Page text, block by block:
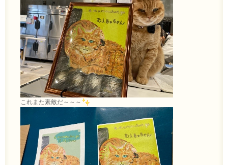
これまた素敵だ～～～